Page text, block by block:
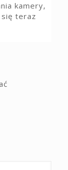
kamery,
teraz